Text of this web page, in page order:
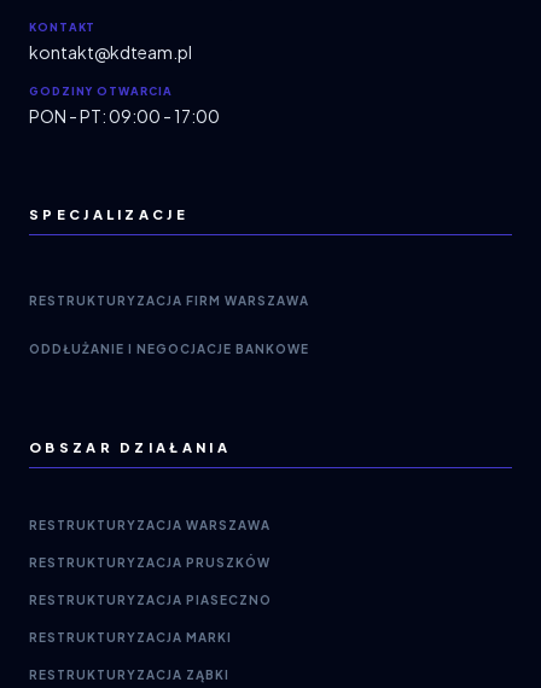
KONTAKT
kontakt@kdteam.pl
GODZINY OTWARCIA
PON - PT: 09:00 - 17:00
SPECJALIZACJE
RESTRUKTURYZACJA FIRM WARSZAWA
ODDŁUŻANIE I NEGOCJACJE BANKOWE
OBSZAR DZIAŁANIA
RESTRUKTURYZACJA WARSZAWA
RESTRUKTURYZACJA PRUSZKÓW
RESTRUKTURYZACJA PIASECZNO
RESTRUKTURYZACJA MARKI
RESTRUKTURYZACJA ZĄBKI